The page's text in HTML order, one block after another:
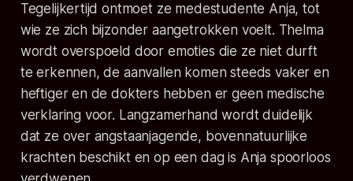
Tegelijkertijd ontmoet ze medestudente Anja, tot
wie ze zich bijzonder aangetrokken voelt. Thelma
wordt overspoeld door emoties die ze niet durft
te erkennen, de aanvallen komen steeds vaker en
heftiger en de dokters hebben er geen medische
verklaring voor. Langzamerhand wordt duidelijk
dat ze over angstaanjagende, bovennatuurlijke
krachten beschikt en op een dag is Anja spoorloos